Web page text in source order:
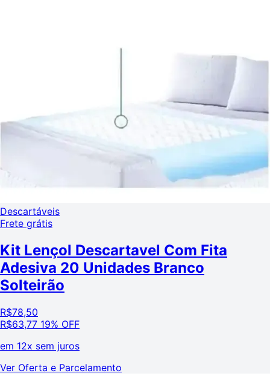
Descartáveis
Frete grátis
Kit Lençol Descartavel Com Fita
Adesiva 20 Unidades Branco
Solteirão
R$78,50
R$63,77 19% OFF
em 12x sem juros
Ver Oferta e Parcelamento